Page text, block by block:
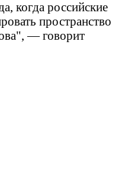
когда российские
пространство
— говорит